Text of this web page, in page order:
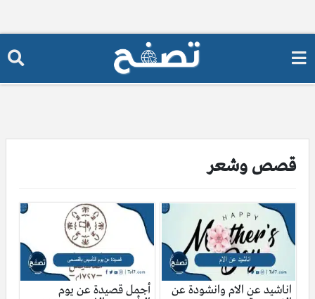
قصص وشعر
اناشيد عن الام وانشودة عن
أجمل قصيدة عن يوم